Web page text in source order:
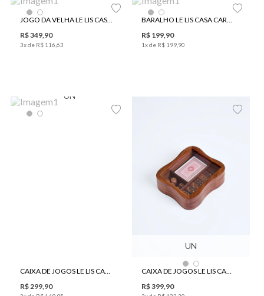
JOGO DA VELHA LE LIS CASA CIRCO
R$349 90
3x de R$ 116 63
BARALHO LE LIS CASA CARTEADO
R$ 199 90
1x de R$ 199 90
UN
CAIXA DE JOGOS LE LIS CASA 2 EM 1 COTIA II
R$299,90
UN
CAIXA DE JOGOS LE LIS CASA 3 EM 1 ONDAS
R$399,90